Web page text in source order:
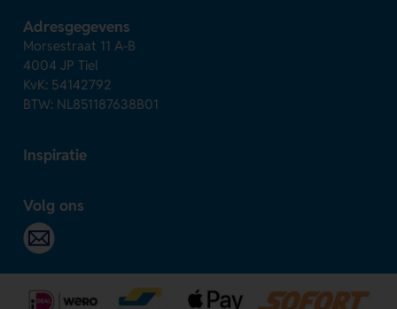
Adresgegevens
Morsestraat 11 A-B
4004 JP Tiel
KvK: 54142792
BTW: NL851187638B01
Inspiratie
Volg ons